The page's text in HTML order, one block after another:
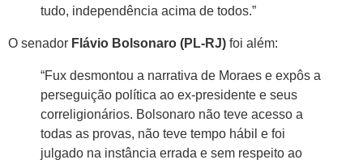
tudo, independência acima de todos.”
O senador Flávio Bolsonaro (PL-RJ) foi além:
“Fux desmontou a narrativa de Moraes e expôs a
perseguição política ao ex-presidente e seus
correligionários. Bolsonaro não teve acesso a
todas as provas, não teve tempo hábil e foi
julgado na instância errada e sem respeito ao